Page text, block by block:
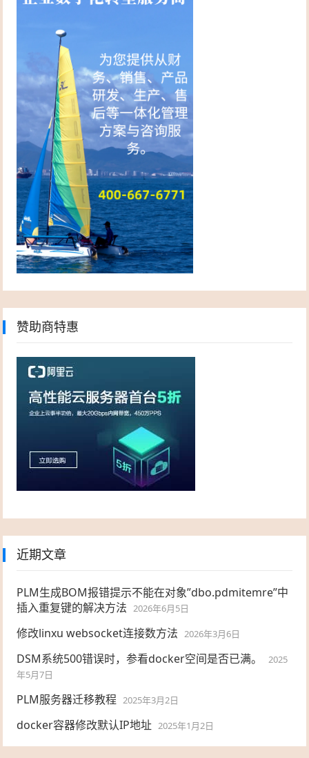
赞助商特惠
近期文章
PLM生成BOM报错提示不能在对象”dbo.pdmitemre”中
插入重复键的解决方法 2026年6月5日
修改linxu websocket连接数方法 2026年3月6日
DSM系统500错误时，参看docker空间是否已满。
2025
年5月7日
PLM服务器迁移教程 2025年3月2日
docker容器修改默认IP地址 2025年1月2日